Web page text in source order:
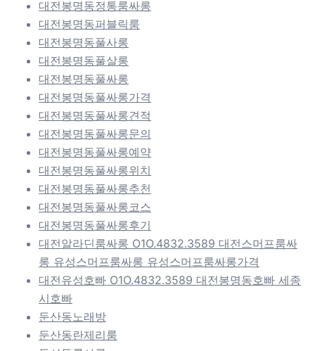
대전봉명동정통룸싸롱
대전봉명동퍼블릭룸
대전봉명동풀사롱
대전봉명동풀살롱
대전봉명동풀싸롱
대전봉명동풀싸롱가격
대전봉명동풀싸롱견적
대전봉명동풀싸롱문의
대전봉명동풀싸롱예약
대전봉명동풀싸롱위치
대전봉명동풀싸롱추천
대전봉명동풀싸롱코스
대전봉명동풀싸롱후기
대전알라딘룸싸롱 O1O.4832.3589 대전스머프룸싸
롱 유성스머프룸싸롱 유성스머프룸싸롱가격
대전유성호빠 O1O.4832.3589 대전봉명동호빠 세종
시호빠
둔산동노래방
둔산동란제리룸